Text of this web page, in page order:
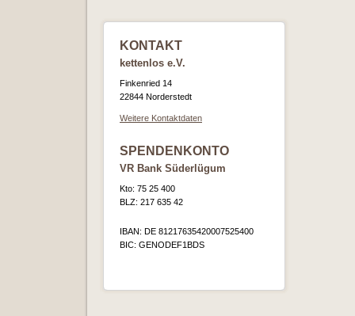
KONTAKT
kettenlos e.V.
Finkenried 14
22844 Norderstedt
Weitere Kontaktdaten
SPENDENKONTO
VR Bank Süderlügum
Kto: 75 25 400
BLZ: 217 635 42
IBAN: DE 81217635420007525400
BIC: GENODEF1BDS